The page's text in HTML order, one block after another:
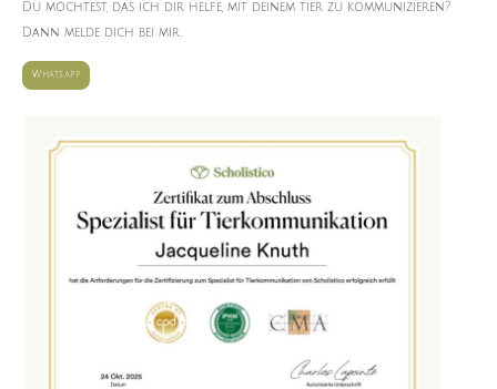
Du möchtest, das ich dir helfe, mit deinem tier zu kommunizieren?
Dann melde dich bei mir.
Whatsapp